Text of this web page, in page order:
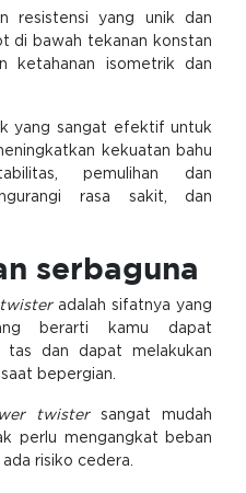
resistensi yang unik dan
di bawah tekanan konstan
ketahanan isometrik dan
yang sangat efektif untuk
kekuatan bahu
pemulihan dan
rasa sakit, dan
serbaguna
adalah sifatnya yang
berarti kamu dapat
tas dan dapat melakukan
bepergian.
twistersangat mudah
perlu mengangkat beban
risiko cedera.